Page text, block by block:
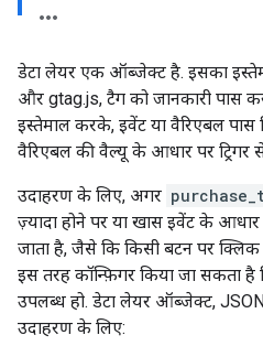
डेटा लेयर एक ऑब्जेक्ट है. इसका
और gtag.js, टैग को जानकारी पास
इस्तेमाल करके, इवेंट या वैरिएबल
वैरिएबल की वैल्यू के आधार पर
उदाहरण के लिए, अगर
ज़्यादा होने पर या खास इवेंट के आधार
जाता है, जैसे कि किसी बटन पर
इस तरह कॉन्फ़िगर किया जा सकता
उपलब्ध हो. डेटा लेयर ऑब्जेक्ट, JSON
उदाहरण के लिए: